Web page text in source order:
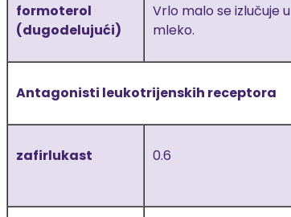
formoterol
(dugodelujući)
Vrlo malo se izlučuje u
mleko.
Antagonisti leukotrijenskih receptora
zafirlukast 0.6